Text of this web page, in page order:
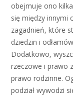
obejmuje ono
się między innymi
zagadnień, które
dziedzin i
Dodatkowo,
rzeczowe i prawo
prawo rodzinne.
podział wywodzi